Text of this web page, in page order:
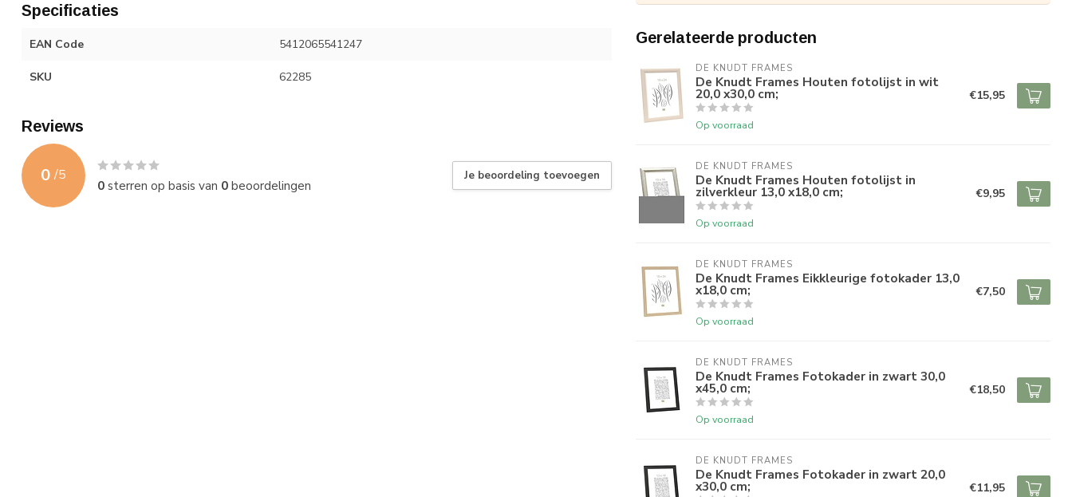
Specificaties
EAN Code 5412065541247
SKU 62285
Reviews
0 /5
0sterren op basis van 0beoordelingen
Je beoordeling toevoegen
Gerelateerde producten
DE KNUDT FRAMES
De Knudt Frames Houten fotolijst in wit
20,0 x30,0 cm;
Op voorraad
€15,95
DE KNUDT FRAMES
De Knudt Frames Houten fotolijst in
zilverkleur 13,0 x18,0 cm;
Op voorraad
€9,95
DE KNUDT FRAMES
De Knudt Frames Eikkleurige fotokader 13,0
x18,0 cm;
Op voorraad
€7,50
DE KNUDT FRAMES
De Knudt Frames Fotokader in zwart 30,0
x45,0 cm;
Op voorraad
€18,50
DE KNUDT FRAMES
De Knudt Frames Fotokader in zwart 20,0
x30,0 cm; €11,95